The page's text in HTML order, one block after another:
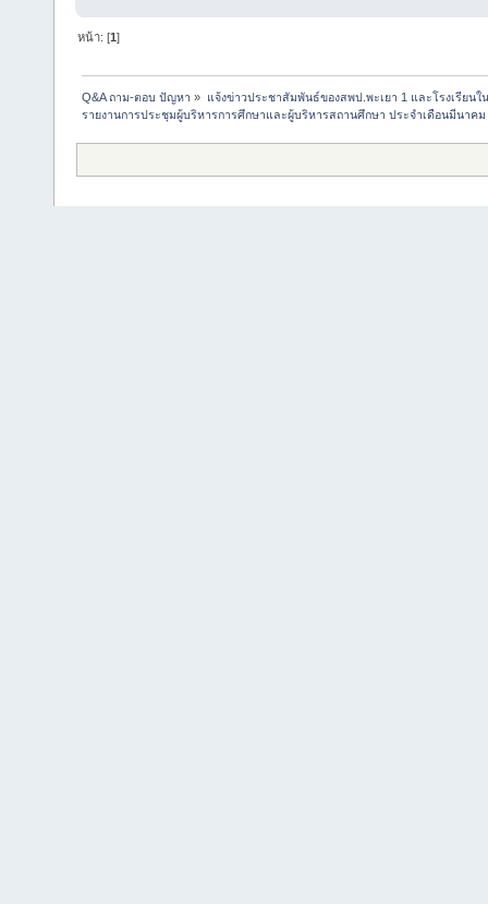
หน้า: [1]
Q&A ถาม-ตอบ ปัญหา » แจ้งข่าวประชาสัมพันธ์ของสพป.พะเยา 1 และโรงเรียนใ
รายงานการประชุมผู้บริหารการศึกษาและผู้บริหารสถานศึกษา ประจำเดือนมีนาค